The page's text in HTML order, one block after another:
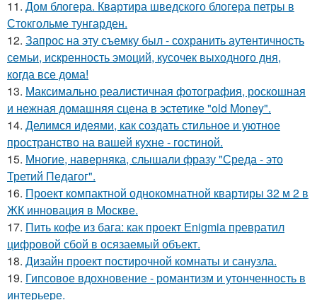
11. Дом блогера. Квартира шведского блогера петры в
Стокгольме тунгарден.
12. Запрос на эту съемку был - сохранить аутентичность
семьи, искренность эмоций, кусочек выходного дня,
когда все дома!
13. Максимально реалистичная фотография, роскошная
и нежная домашняя сцена в эстетике "old Money".
14. Делимся идеями, как создать стильное и уютное
пространство на вашей кухне - гостиной.
15. Многие, наверняка, слышали фразу "Среда - это
Третий Педагог".
16. Проект компактной однокомнатной квартиры 32 м 2 в
ЖК инновация в Москве.
17. Пить кофе из бага: как проект Enigmia превратил
цифровой сбой в осязаемый объект.
18. Дизайн проект постирочной комнаты и санузла.
19. Гипсовое вдохновение - романтизм и утонченность в
интерьере.